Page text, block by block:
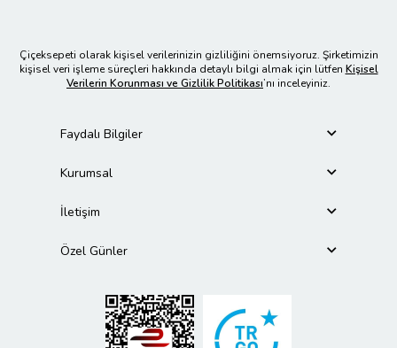
Çiçeksepeti olarak kişisel verilerinizin gizliliğini önemsiyoruz. Şirketimizin
kişisel veri işleme süreçleri hakkında detaylı bilgi almak için lütfen Kişisel
Verilerin Korunması ve Gizlilik Politikası’nı inceleyiniz.
Faydalı Bilgiler
Kurumsal
İletişim
Özel Günler